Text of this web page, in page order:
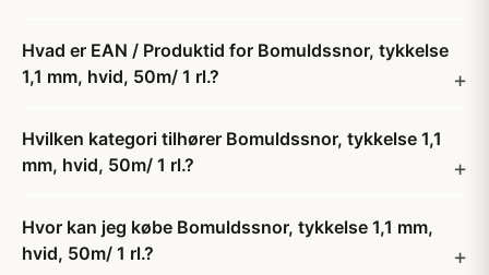
Hvad er EAN / Produktid for Bomuldssnor, tykkelse
1,1 mm, hvid, 50m/ 1 rl.?
Hvilken kategori tilhører Bomuldssnor, tykkelse 1,1
mm, hvid, 50m/ 1 rl.?
Hvor kan jeg købe Bomuldssnor, tykkelse 1,1 mm,
hvid, 50m/ 1 rl.?